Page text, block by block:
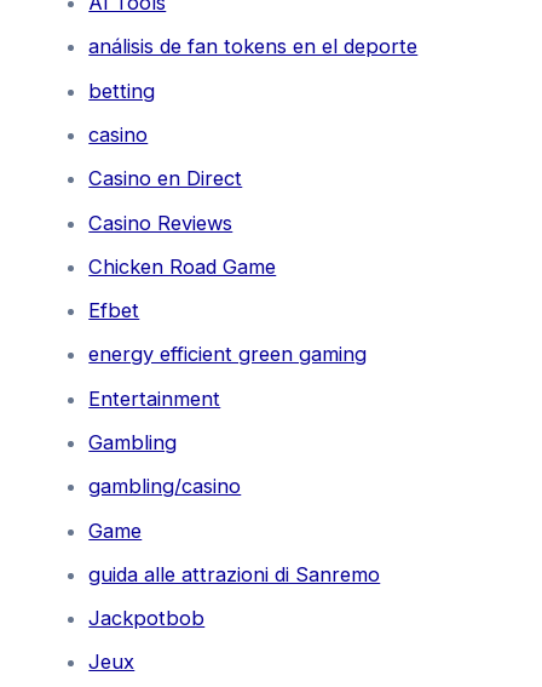
análisis de fan tokens en el deporte
betting
casino
Casino en Direct
Casino Reviews
Chicken Road Game
Efbet
energy efficient green gaming
Entertainment
Gambling
gambling/casino
Game
guida alle attrazioni di Sanremo
Jackpotbob
Jeux